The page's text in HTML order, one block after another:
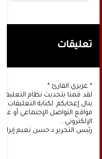
تعليقات
* عزيزي القارئ *
لقد قمنا بتحديث نظام
ينال إعجابكم. لكتابة
مواقع التواصل الإجتماعي أو عن
الإلكتروني...
رئيس التحرير د:حسن نعيم